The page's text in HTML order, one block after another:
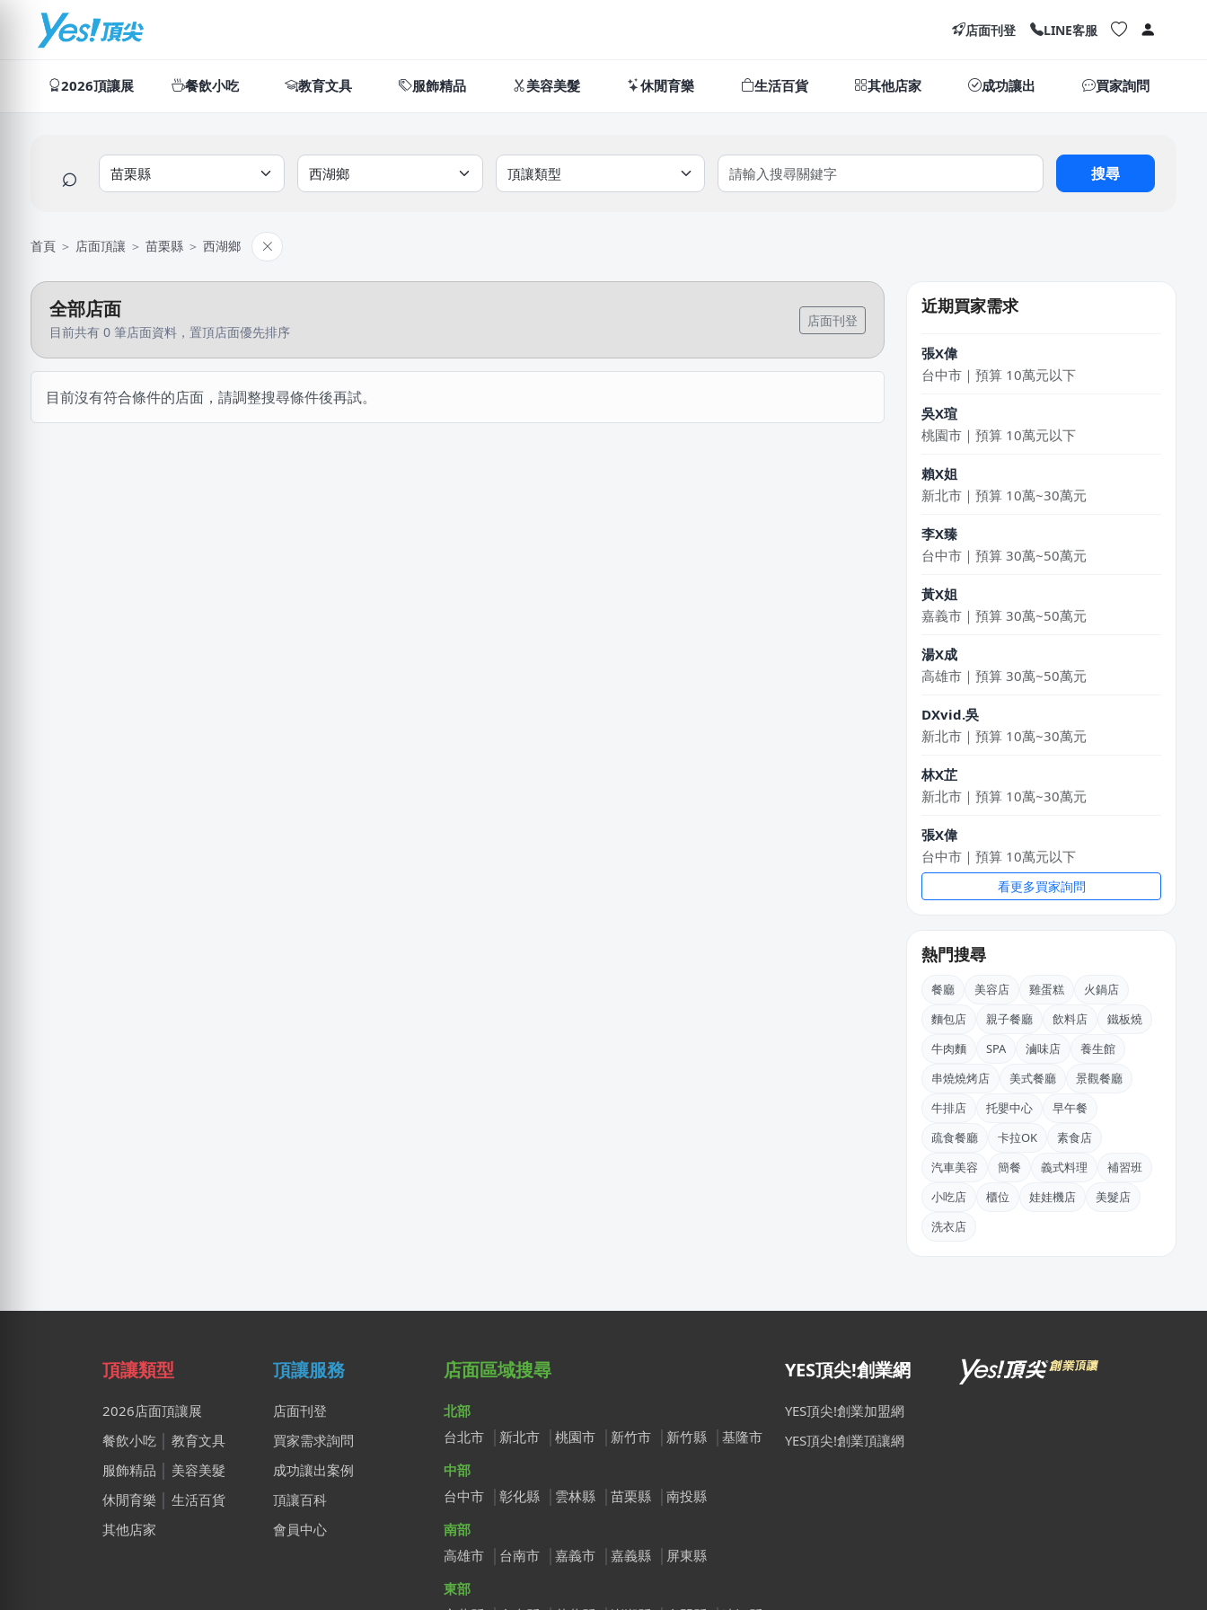
店面刊登 LINE客服
2026頂讓展 餐飲小吃 教育文具 服飾精品 美容美髮 休閒育樂 生活百貨 其他店家 成功讓出 買家詢問
⌕ 搜尋
首頁 ＞ 店面頂讓 ＞ 苗栗縣 ＞ 西湖鄉
全部店面
目前共有 0 筆店面資料，置頂店面優先排序
店面刊登
目前沒有符合條件的店面，請調整搜尋條件後再試。
近期買家需求
高雄市｜預算 30萬~50萬元
新北市｜預算 10萬~30萬元
張X偉
台中市｜預算 10萬元以下
吳X瑄
桃園市｜預算 10萬元以下
賴X姐
新北市｜預算 10萬~30萬元
李X臻
台中市｜預算 30萬~50萬元
黃X姐
嘉義市｜預算 30萬~50萬元
湯X成
高雄市｜預算 30萬~50萬元
DXvid.吳
新北市｜預算 10萬~30萬元
林X芷
新北市｜預算 10萬~30萬元
張X偉
台中市｜預算 10萬元以下
看更多買家詢問
熱門搜尋
餐廳 美容店 雞蛋糕
火鍋店
麵包店
親子餐廳 飲料店
鐵板燒
牛肉麵
SPA 滷味店
養生館
串燒燒烤店
美式餐廳
景觀餐廳
牛排店
托嬰中心
早午餐
疏食餐廳
卡拉OK
素食店
汽車美容
簡餐 義式料理
補習班
小吃店
櫃位 娃娃機店
美髮店
洗衣店
頂讓類型
2026店面頂讓展
餐飲小吃
教育文具
服飾精品
美容美髮
休閒育樂
生活百貨
其他店家
頂讓服務
店面刊登
買家需求詢問
成功讓出案例
頂讓百科
會員中心
店面區域搜尋
北部
台北市
新北市 桃園市 新竹市 新竹縣
基隆市
中部
台中市
彰化縣 雲林縣 苗栗縣
南投縣
南部
高雄市
台南市 嘉義市 嘉義縣
屏東縣
東部
YES頂尖!創業網
YES頂尖!創業加盟網
YES頂尖!創業頂讓網